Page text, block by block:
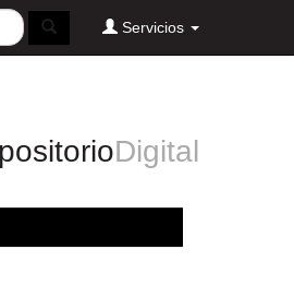
Servicios
Digital